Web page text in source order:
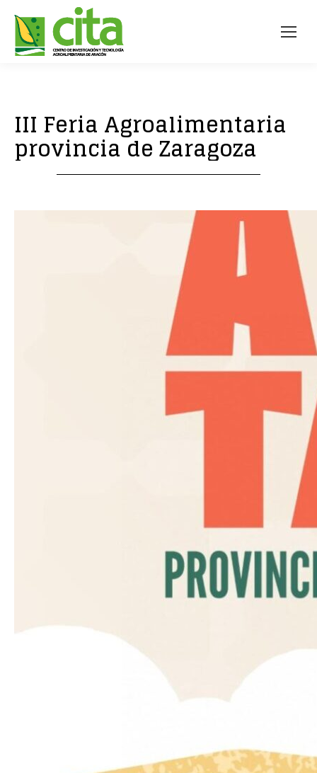
III Feria Agroalimentaria
provincia de Zaragoza